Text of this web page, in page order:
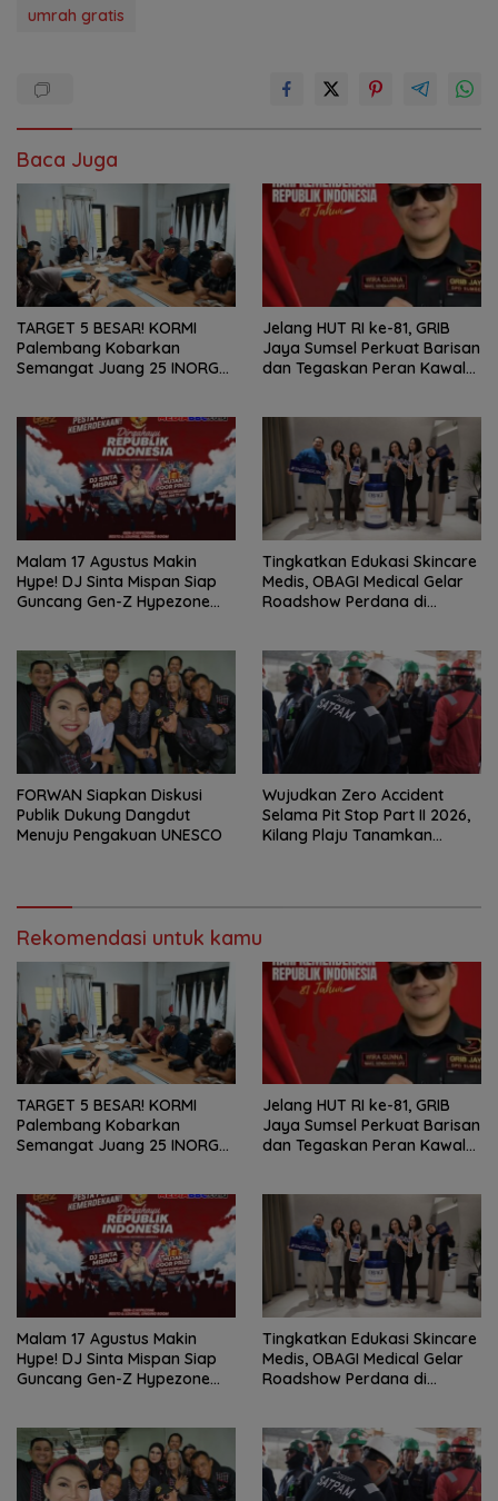
umrah gratis
Baca Juga
TARGET 5 BESAR! KORMI
Palembang Kobarkan
Semangat Juang 25 INORGA
Jelang HUT RI ke-81, GRIB
Jaya Sumsel Perkuat Barisan
dan Tegaskan Peran Kawal
Malam 17 Agustus Makin
Hype! DJ Sinta Mispan Siap
Guncang Gen-Z Hypezone
Tingkatkan Edukasi Skincare
Medis, OBAGI Medical Gelar
Roadshow Perdana di
FORWAN Siapkan Diskusi
Publik Dukung Dangdut
Menuju Pengakuan UNESCO
Wujudkan Zero Accident
Selama Pit Stop Part II 2026,
Kilang Plaju Tanamkan
Rekomendasi untuk kamu
TARGET 5 BESAR! KORMI
Palembang Kobarkan
Semangat Juang 25 INORGA
Jelang HUT RI ke-81, GRIB
Jaya Sumsel Perkuat Barisan
dan Tegaskan Peran Kawal
Malam 17 Agustus Makin
Hype! DJ Sinta Mispan Siap
Guncang Gen-Z Hypezone
Tingkatkan Edukasi Skincare
Medis, OBAGI Medical Gelar
Roadshow Perdana di